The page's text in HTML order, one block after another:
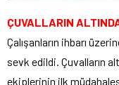
ÇUVALLARIN
Çalışanların ihbarı
sevk edildi. Çuvalların
ekiplerinin ilk